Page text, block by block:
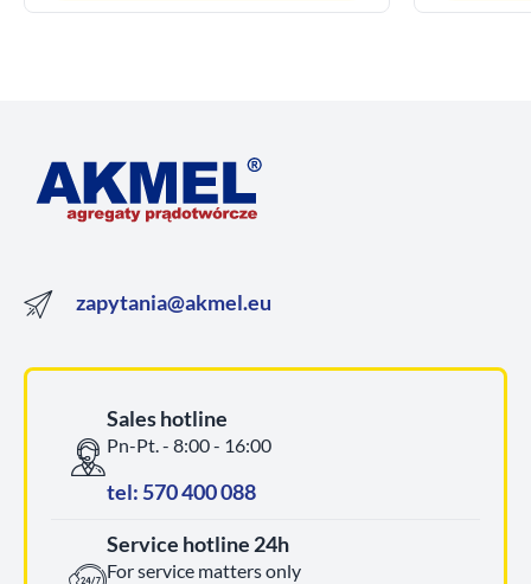
zapytania@akmel.eu
Sales hotline
Pn-Pt. - 8:00 - 16:00
tel: 570 400 088
Service hotline 24h
For service matters only